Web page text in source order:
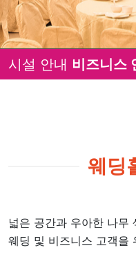
시설 안내 비즈니스
웨딩
넓은 공간과 우아한 나무
웨딩 및 비즈니스 고객을